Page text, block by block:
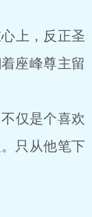
上，反正圣
座峰尊主留
仅是个喜欢
只从他笔下